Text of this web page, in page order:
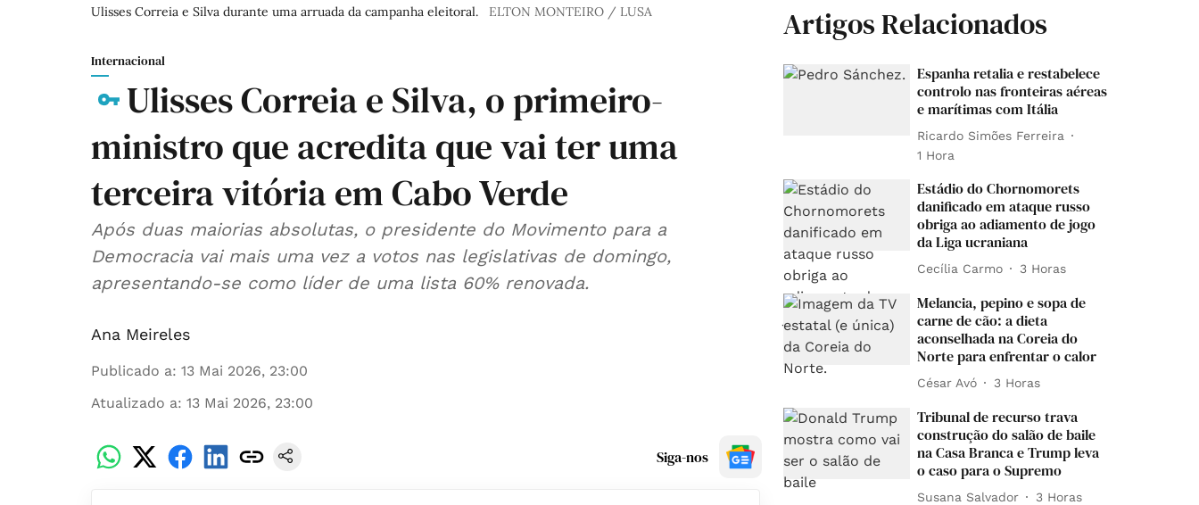
Ulisses Correia e Silva durante uma arruada da campanha eleitoral. ELTON MONTEIRO / LUSA
Internacional
Ulisses Correia e Silva, o primeiro-
ministro que acredita que vai ter uma
terceira vitória em Cabo Verde
Após duas maiorias absolutas, o presidente do Movimento para a
Democracia vai mais uma vez a votos nas legislativas de domingo,
apresentando-se como líder de uma lista 60% renovada.
Ana Meireles
Publicado a: 13 Mai 2026, 23:00
Atualizado a: 13 Mai 2026, 23:00
Siga-nos
Artigos Relacionados
Espanha retalia e restabelece
controlo nas fronteiras aéreas
e marítimas com Itália
Ricardo Simões Ferreira
1 Hora
Estádio do Chornomorets
danificado em ataque russo
obriga ao adiamento de jogo
da Liga ucraniana
Cecília Carmo 3 Horas
Melancia, pepino e sopa de
carne de cão: a dieta
aconselhada na Coreia do
Norte para enfrentar o calor
César Avó 3 Horas
Tribunal de recurso trava
construção do salão de baile
na Casa Branca e Trump leva
o caso para o Supremo
Susana Salvador 3 Horas